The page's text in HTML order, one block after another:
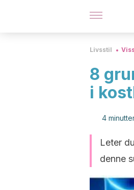
Livsstil
8
i
4
Leter
denne